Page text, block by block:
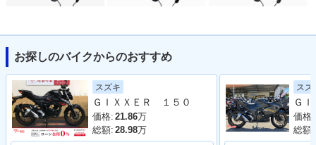
2021年 GIXXER 25
0・カラーチェンジ
2020年 GIXXER 25
0・新登場
2019年 GIXXER 25
お探しのバイクからのおすすめ
スズキ
ＧＩＸＸＥＲ １５０
価格: 21.86万
総額: 28.98万
スズ
価格:
総額: